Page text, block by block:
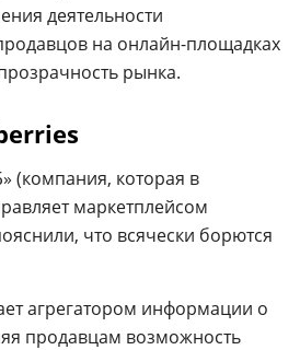
деятельности
на онлайн-площадках
рынка.
(компания, которая в
маркетплейсом
что всячески борются
агрегатором информации о
продавцам возможность